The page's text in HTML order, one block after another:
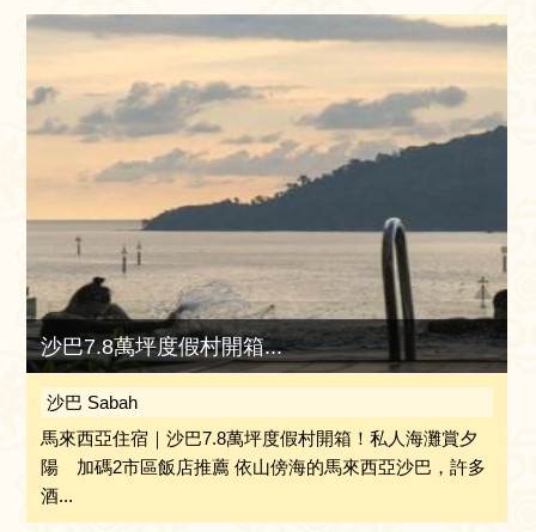
沙巴7.8萬坪度假村開箱...
沙巴 Sabah
馬來西亞住宿｜沙巴7.8萬坪度假村開箱！私人海灘賞夕
陽 加碼2市區飯店推薦 依山傍海的馬來西亞沙巴，許多
酒...